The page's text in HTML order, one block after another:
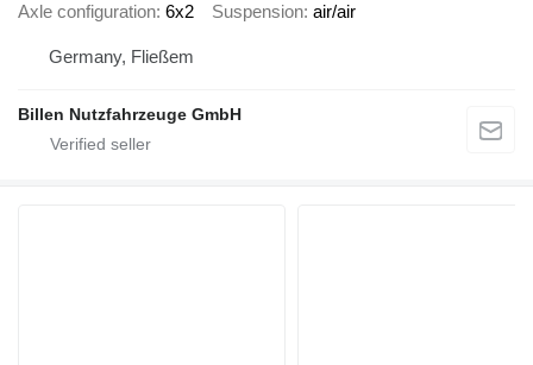
Axle configuration 6x2 Suspension air/air
Germany, Fließem
Billen Nutzfahrzeuge GmbH